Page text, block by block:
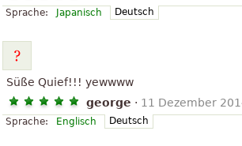
Sprache: Japanisch Deutsch
Süße Quief!!! yewwww
george · 11 Dezember
Sprache: Englisch Deutsch